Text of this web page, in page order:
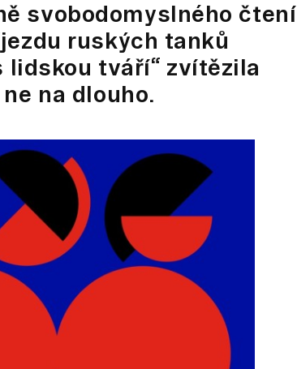
svobodomyslného čtení
ruských tanků
lidskou tváří“ zvítězila
na dlouho.